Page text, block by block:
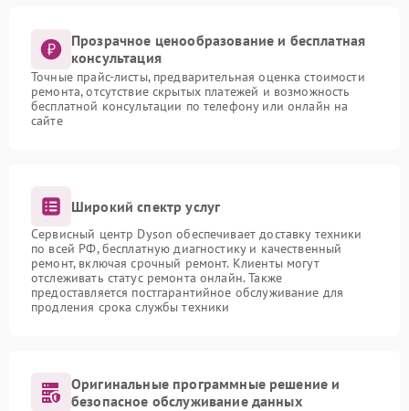
Прозрачное ценообразование и бесплатная
консультация
Точные прайс-листы, предварительная оценка стоимости
ремонта, отсутствие скрытых платежей и возможность
бесплатной консультации по телефону или онлайн на
сайте
Широкий спектр услуг
Сервисный центр Dyson обеспечивает доставку техники
по всей РФ, бесплатную диагностику и качественный
ремонт, включая срочный ремонт. Клиенты могут
отслеживать статус ремонта онлайн. Также
предоставляется постгарантийное обслуживание для
продления срока службы техники
Оригинальные программные решение и
безопасное обслуживание данных